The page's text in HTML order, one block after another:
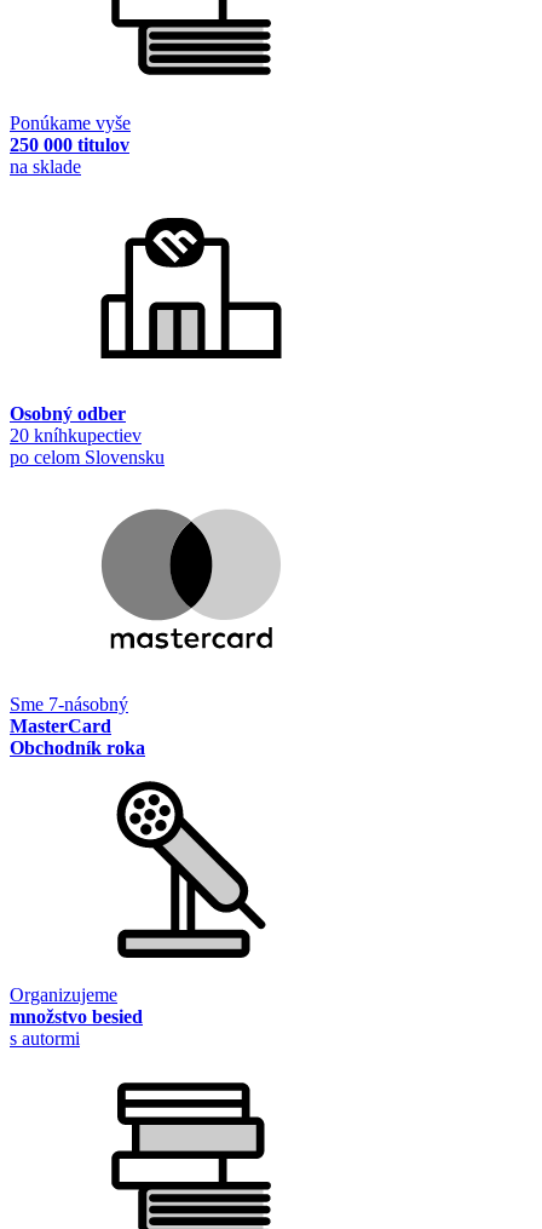
Ponúkame vyše
250 000 titulov
na sklade
Osobný odber
20 kníhkupectiev
po celom Slovensku
Sme 7-násobný
MasterCard
Obchodník roka
Organizujeme
množstvo besied
s autormi